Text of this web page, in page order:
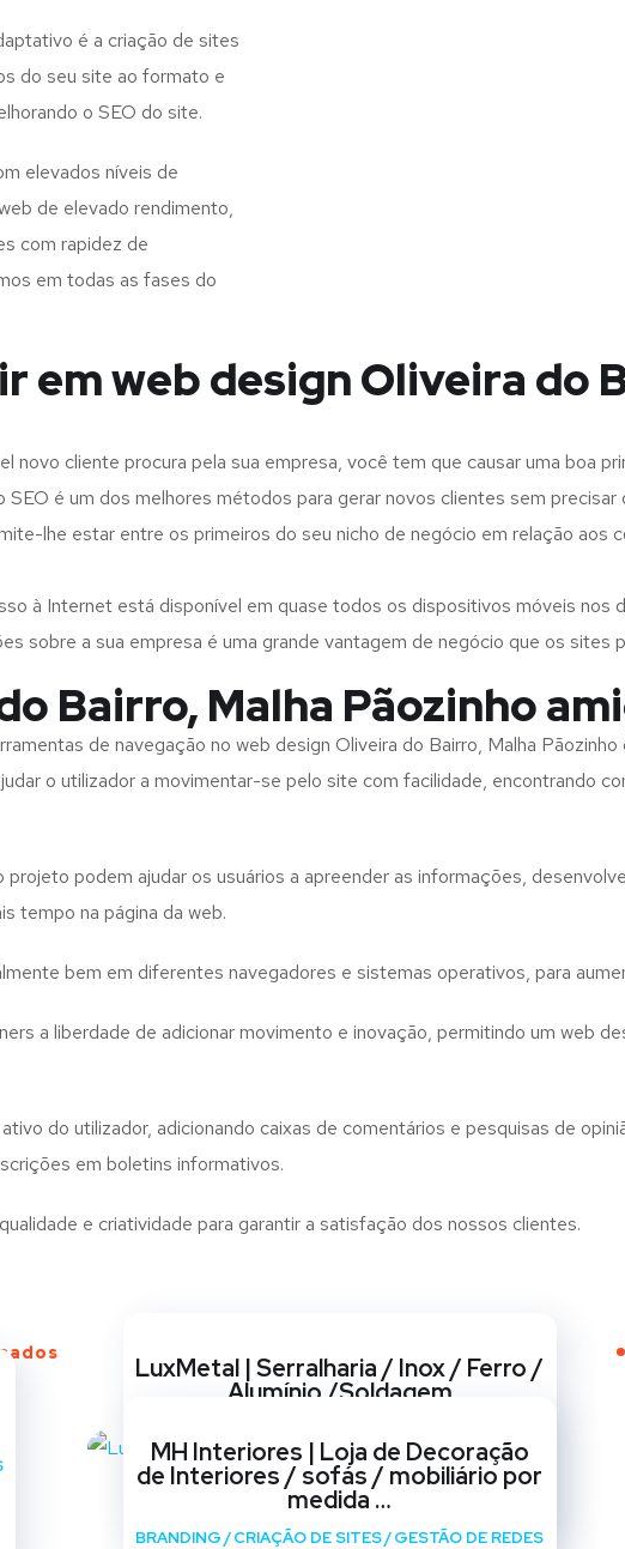
é a criação de sites
do seu site ao formato e
o SEO do site.
elevados níveis de
de elevado rendimento,
com rapidez de
em todas as fases do
em web design Oliveira do
novo cliente procura pela sua empresa, você tem que causar uma boa
é um dos melhores métodos para gerar novos clientes sem precisar
lhe estar entre os primeiros do seu nicho de negócio em relação aos
à Internet está disponível em quase todos os dispositivos móveis nos
sobre a sua empresa é uma grande vantagem de negócio que os sites
Bairro, Malha Pãozinho
de navegação no web design Oliveira do Bairro, Malha Pãozinho
o utilizador a movimentar-se pelo site com facilidade, encontrando
podem ajudar os usuários a apreender as informações,
tempo na página da web.
bem em diferentes navegadores e sistemas operativos, para
a liberdade de adicionar movimento e inovação, permitindo um web
do utilizador, adicionando caixas de comentários e pesquisas de
em boletins informativos.
e criatividade para garantir a satisfação dos nossos clientes.
LuxMetal | Serralharia / Inox / Ferro /
Alumínio /Soldagem
SOCIAIS/ MARKETING/OPTIMIZAÇÃO SEO/
REDESIGN DE SITES
MH Interiores | Loja de Decoração
de Interiores / sofás / mobiliário por
medida …
BRANDING /CRIAÇÃO DE SITES/GESTÃO DE REDES